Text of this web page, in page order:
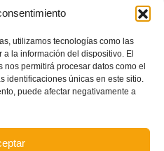
utilizamos tecnologías como las
la información del dispositivo. El
permitirá procesar datos como el
identificaciones únicas en este sitio.
puede afectar negativamente a